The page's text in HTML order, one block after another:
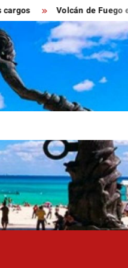
Volcán de Fuego entra